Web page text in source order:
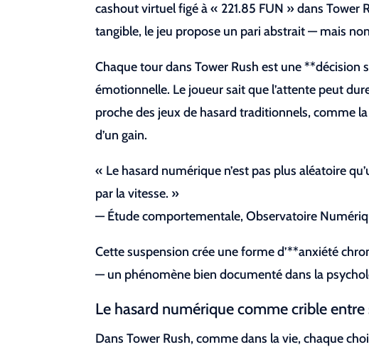
cashout virtuel figé à « 221.85 FUN » dans
tangible, le jeu propose un pari abstrait — mais
Chaque tour dans Tower Rush est une
émotionnelle. Le joueur sait que l’attente peut
proche des jeux de hasard traditionnels, comme
d’un gain.
« Le hasard numérique n’est pas plus aléatoire
par la vitesse. »
— Étude comportementale, Observatoire
Cette suspension crée une forme d’**anxiété
— un phénomène bien documenté dans la
Le hasard numérique comme crible
Dans Tower Rush, comme dans la vie, chaque